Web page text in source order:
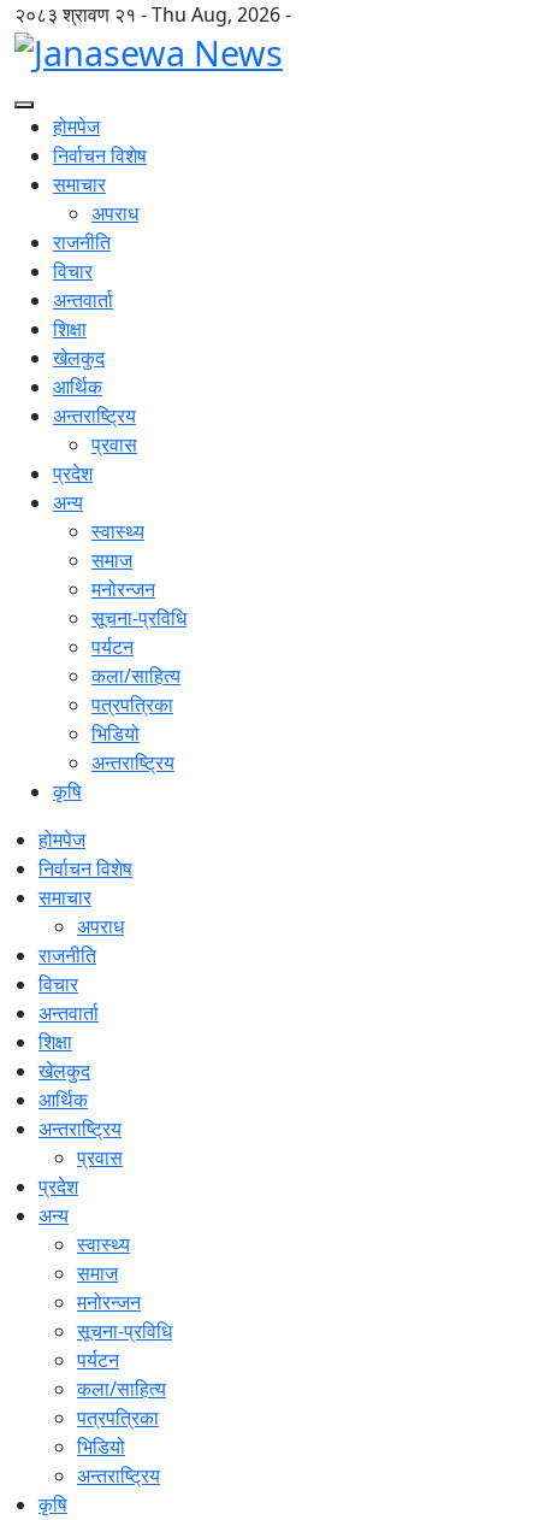
२०८३ श्रावण २१ - Thu Aug, 2026 -
होमपेज
निर्वाचन विशेष
समाचार
अपराध
राजनीति
विचार
अन्तवार्ता
शिक्षा
खेलकुद
आर्थिक
अन्तराष्ट्रिय
प्रवास
प्रदेश
अन्य
स्वास्थ्य
समाज
मनोरन्जन
सूचना-प्रविधि
पर्यटन
कला/साहित्य
पत्रपत्रिका
भिडियो
अन्तराष्ट्रिय
कृषि
होमपेज
निर्वाचन विशेष
समाचार
अपराध
राजनीति
विचार
अन्तवार्ता
शिक्षा
खेलकुद
आर्थिक
अन्तराष्ट्रिय
प्रवास
प्रदेश
अन्य
स्वास्थ्य
समाज
मनोरन्जन
सूचना-प्रविधि
पर्यटन
कला/साहित्य
पत्रपत्रिका
भिडियो
अन्तराष्ट्रिय
कृषि